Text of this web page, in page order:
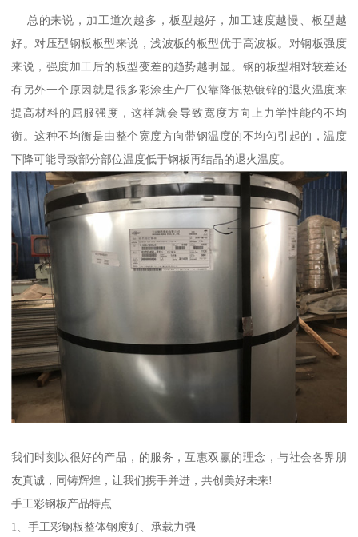
总的来说，加工道次越多，板型越好，加工速度越慢、板型越
好。对压型钢板板型来说，浅波板的板型优于高波板。对钢板强度
来说，强度加工后的板型变差的趋势越明显。钢的板型相对较差还
有另外一个原因就是很多彩涂生产厂仅靠降低热镀锌的退火温度来
提高材料的屈服强度，这样就会导致宽度方向上力学性能的不均
衡。这种不均衡是由整个宽度方向带钢温度的不均匀引起的，温度
下降可能导致部分部位温度低于钢板再结晶的退火温度。
我们时刻以很好的产品，的服务，互惠双赢的理念，与社会各界朋
友真诚，同铸辉煌，让我们携手并进，共创美好未来!
手工彩钢板产品特点
1、手工彩钢板整体钢度好、承载力强